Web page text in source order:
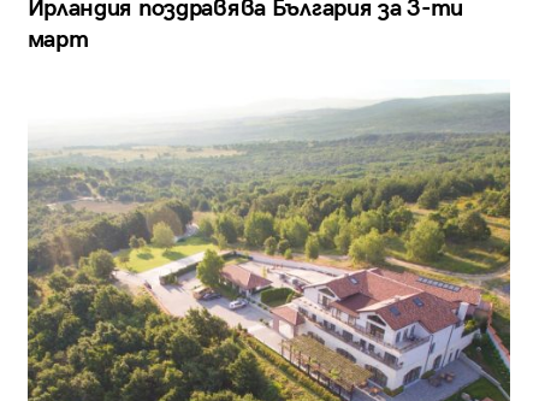
Ирландия поздравява България за 3-ти
март